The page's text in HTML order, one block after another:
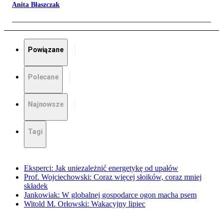
Anita Błaszczak
Powiązane
Polecane
Najnowsze
Tagi
Eksperci: Jak uniezależnić energetykę od upałów
Prof. Wojciechowski: Coraz więcej słoików, coraz mniej
składek
Jankowiak: W globalnej gospodarce ogon macha psem
Witold M. Orłowski: Wakacyjny lipiec